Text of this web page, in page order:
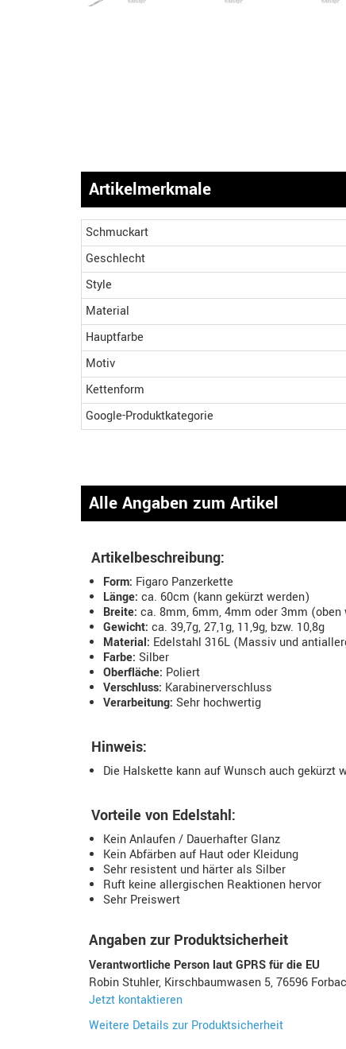
Artikelmerkmale
Schmuckart
Geschlecht
Style
Material
Hauptfarbe
Motiv
Kettenform
Google-Produktkategorie
Alle Angaben zum Artikel
Artikelbeschreibung:
Form: Figaro Panzerkette
Länge: ca. 60cm (kann gekürzt werden)
Breite: ca. 8mm, 6mm, 4mm oder 3mm (oben
Gewicht: ca. 39,7g, 27,1g, 11,9g, bzw. 10,8g
Material: Edelstahl 316L (Massiv und
Farbe: Silber
Oberfläche: Poliert
Verschluss: Karabinerverschluss
Verarbeitung: Sehr hochwertig
Hinweis:
Die Halskette kann auf Wunsch auch
Vorteile von Edelstahl:
Kein Anlaufen / Dauerhafter Glanz
Kein Abfärben auf Haut oder Kleidung
Sehr resistent und härter als Silber
Ruft keine allergischen Reaktionen hervor
Sehr Preiswert
Angaben zur Produktsicherheit
Verantwortliche Person laut GPRS für die EU
Robin Stuhler, Kirschbaumwasen 5, 76596
Jetzt kontaktieren
Weitere Details zur Produktsicherheit